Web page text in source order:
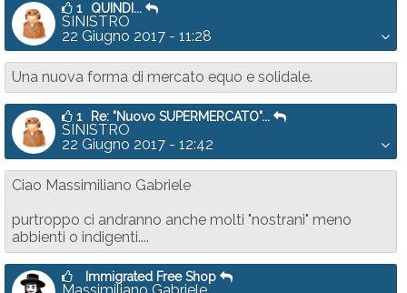
1 QUINDI...
SINISTRO
22 Giugno 2017 - 11:28
Una nuova forma di mercato equo e solidale.
1 Re: "Nuovo SUPERMERCATO"...
SINISTRO
22 Giugno 2017 - 12:42
Ciao Massimiliano Gabriele
purtroppo ci andranno anche molti "nostrani" meno
abbienti o indigenti....
Immigrated Free Shop